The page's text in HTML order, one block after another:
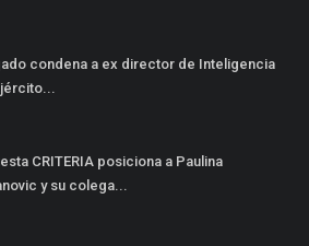
condena a ex director de Inteligencia
CRITERIA posiciona a Paulina
y su colega...